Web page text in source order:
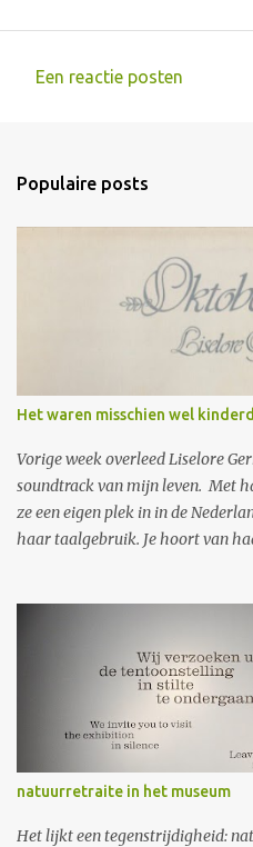
c
t
Een reactie posten
Populaire posts
Het waren misschien wel
Vorige week overleed Liselore
soundtrack van mijn leven. Met
ze een eigen plek in in de
haar taalgebruik. Je hoort van
veel. In vaak heimweevolle
jeugd, geloof en de dood. Alsof
ergeten is naar wat zij heimwee
een nichtje vlak na de geboorte
mijn tante woorden van Liselore
holte van mijn hand Je bent zo
natuurretraite in het museum
Het lijkt een tegenstrijdigheid: